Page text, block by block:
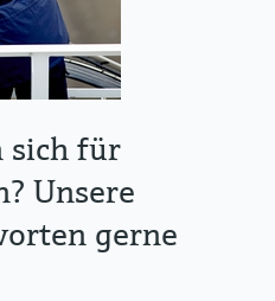
sich für
Unsere
gerne